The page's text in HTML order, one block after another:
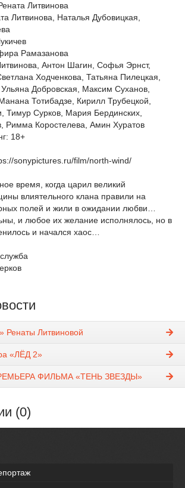
Литвинова
Литвинова, Наталья Дубовицкая,
Рамазанова
Антон Шагин, Софья Эрнст,
Ходченкова, Татьяна Пилецкая,
Добровская, Максим Суханов,
Тотибадзе, Кирилл Трубецкой,
Тимур Сурков, Мария Бердинских,
Римма Коростелева, Амин Хуратов
18+
sonypictures.ru/film/north-wind/
время, когда царил великий
влиятельного клана правили на
полей и жили в ожидании любви…
и любое их желание исполнялось, но в
и начался хаос…
Ренаты Литвиновой
«ЛЁД 2»
ФИЛЬМА «ТЕНЬ ЗВЕЗДЫ»
(0)